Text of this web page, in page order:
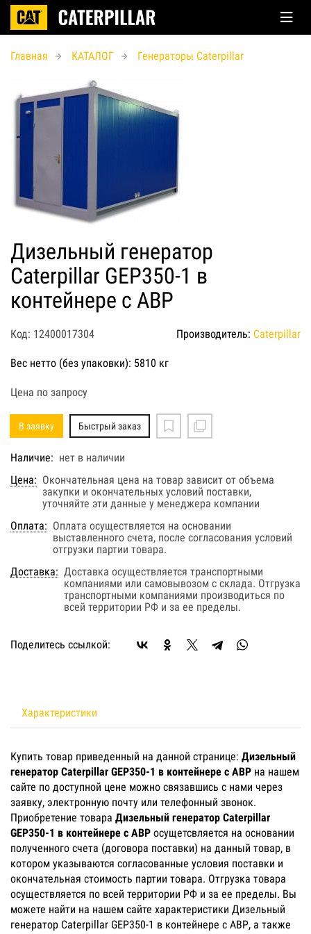
Главная КАТАЛОГ Генераторы Caterpillar
Дизельный генератор
Caterpillar GEP350-1 в
контейнере с АВР
Код: 12400017304 Производитель: Caterpillar
Вес нетто (без упаковки): 5810 кг
Цена по запросу
В заявку Быстрый заказ
Наличие: нет в наличии
Цена: Окончательная цена на товар зависит от объема
закупки и окончательных условий поставки,
уточняйте эти данные у менеджера компании
Оплата: Оплата осуществляется на основании
выставленного счета, после согласования условий
отгрузки партии товара.
Доставка: Доставка осуществляется транспортными
компаниями или самовывозом с склада. Отгрузка
транспортными компаниями производиться по
всей территории РФ и за ее пределы.
Поделитесь ссылкой:
Характеристики
Купить товар приведенный на данной странице: Дизельный
генератор Caterpillar GEP350-1 в контейнере с АВР на нашем
сайте по доступной цене можно связавшись с нами через
заявку, электронную почту или телефонный звонок.
Приобретение товара Дизельный генератор Caterpillar
GEP350-1 в контейнере с АВР осущетсвляется на основании
полученного счета (договора поставки) на данный товар, в
котором указываются согласованные условия поставки и
окончательная стоимость партии товара. Отгрузка товара
осуществляется по всей территории РФ и за ее пределы. Вы
можете найти на нашем сайте характеристики Дизельный
генератор Caterpillar GEP350-1 в контейнере с АВР, а также